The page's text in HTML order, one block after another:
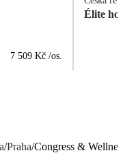
7 509 Kč /os.
Élite
/Praha/Congress &